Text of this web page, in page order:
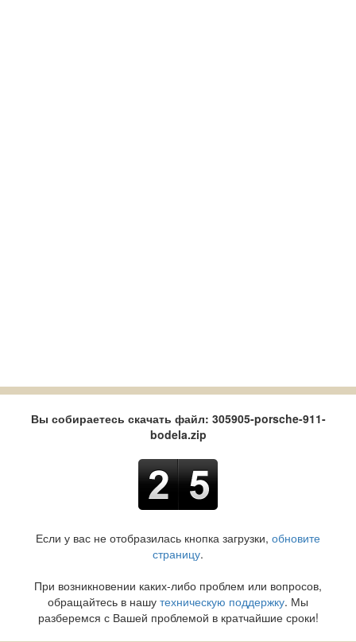
Вы собираетесь скачать файл: 305905-porsche-911-
bodela.zip
Если у вас не отобразилась кнопка загрузки, обновите
страницу.
При возникновении каких-либо проблем или вопросов,
обращайтесь в нашу техническую поддержку. Мы
разберемся с Вашей проблемой в кратчайшие сроки!